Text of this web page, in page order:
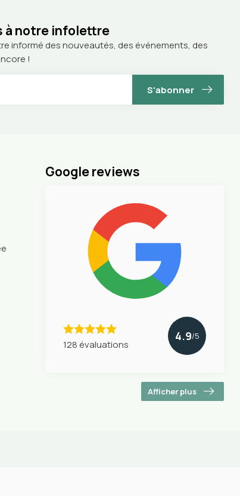
à notre infolettre
informé des nouveautés, des événements, des
!
S'abonner
Google reviews
128 évaluations
4.9/5
Afficher plus